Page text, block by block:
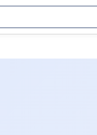
en entreprise.